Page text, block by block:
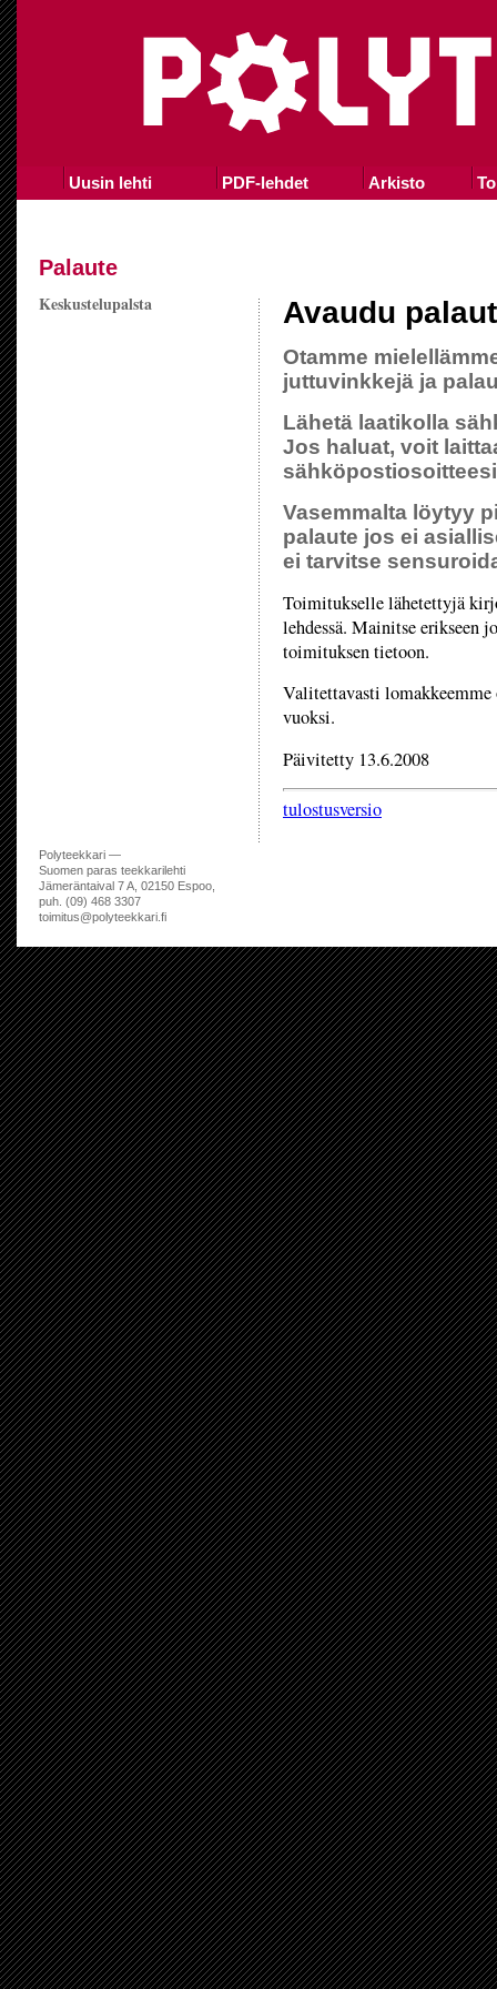
Uusin lehti PDF-lehdet Arkisto
Palaute
Keskustelupalsta Avaudu
Otamme
juttuvinkkejä ja
Lähetä laatikolla
Jos haluat, voit
Vasemmalta löytyy
palaute jos ei
ei tarvitse
Toimitukselle lähetettyjä
lehdessä. Mainitse erikseen
toimituksen tietoon.
Valitettavasti lomakkeemme
vuoksi.
Päivitetty 13.6.2008
tulostusversio
Polyteekkari —
Suomen paras teekkarilehti
Jämeräntaival 7 A, 02150 Espoo,
puh. (09) 468 3307
toimitus@polyteekkari.fi